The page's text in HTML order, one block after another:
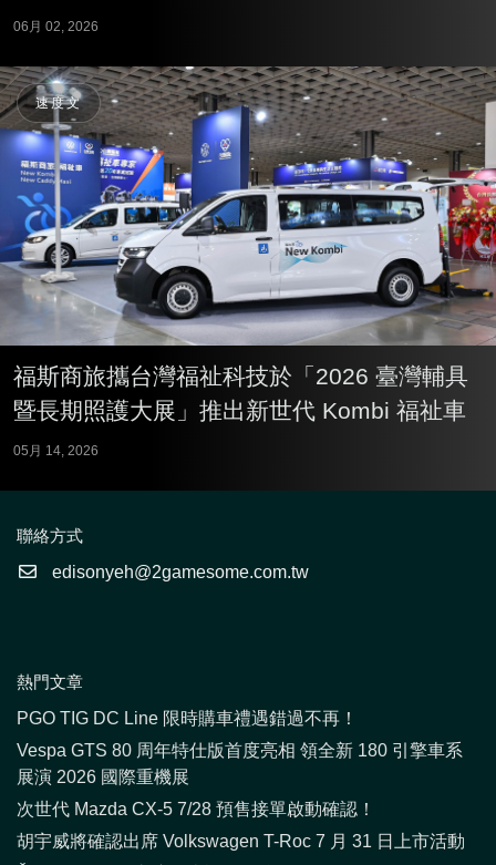
06月 02, 2026
速度文
福斯商旅攜台灣福祉科技於「2026 臺灣輔具
暨長期照護大展」推出新世代 Kombi 福祉車
05月 14, 2026
聯絡方式
edisonyeh@2gamesome.com.tw
熱門文章
PGO TIG DC Line 限時購車禮遇錯過不再！
Vespa GTS 80 周年特仕版首度亮相 領全新 180 引擎車系
展演 2026 國際重機展
次世代 Mazda CX-5 7/28 預售接單啟動確認！
胡宇威將確認出席 Volkswagen T-Roc 7 月 31 日上市活動